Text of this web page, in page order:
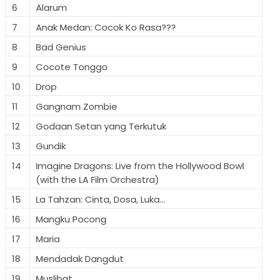
6
Alarum
7
Anak Medan: Cocok Ko Rasa???
8
Bad Genius
9
Cocote Tonggo
10
Drop
11
Gangnam Zombie
12
Godaan Setan yang Terkutuk
13
Gundik
14
Imagine Dragons: Live from the Hollywood Bowl
(with the LA Film Orchestra)
15
La Tahzan: Cinta, Dosa, Luka...
16
Mangku Pocong
17
Maria
18
Mendadak Dangdut